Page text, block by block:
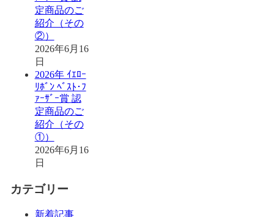
定商品のご
紹介（その
②）
2026年6月16
日
2026年 ｲｴﾛｰ
ﾘﾎﾞﾝ ﾍﾞｽﾄ･ﾌ
ｧｰｻﾞｰ賞 認
定商品のご
紹介（その
①）
2026年6月16
日
カテゴリー
新着記事